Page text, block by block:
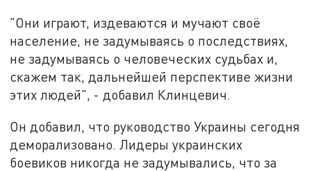
"Они играют, издеваются и мучают своё
население, не задумываясь о последствиях,
не задумываясь о человеческих судьбах и,
скажем так, дальнейшей перспективе жизни
этих людей", - добавил Клинцевич.
Он добавил, что руководство Украины сегодня
деморализовано. Лидеры украинских
боевиков никогда не задумывались, что за